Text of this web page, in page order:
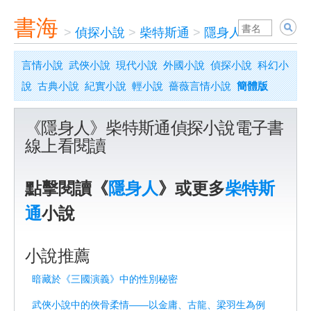
書海 > 偵探小說 > 柴特斯通 > 隱身人
言情小說 武俠小說 現代小說 外國小說 偵探小說 科幻小
說 古典小說 紀實小說 輕小說 薔薇言情小說 簡體版
《隱身人》柴特斯通偵探小說電子書
線上看閱讀
點擊閱讀《隱身人》或更多柴特斯
通小說
小說推薦
暗藏於《三國演義》中的性別秘密
武俠小說中的俠骨柔情——以金庸、古龍、梁羽生為例